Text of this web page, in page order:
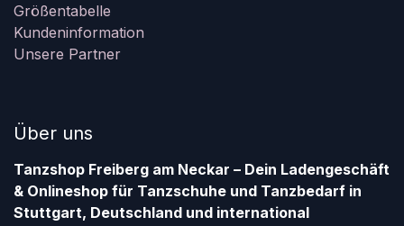
Größentabelle
Kundeninformation
Unsere Partner
Über uns
Tanzshop Freiberg am Neckar – Dein Ladengeschäft
& Onlineshop für Tanzschuhe und Tanzbedarf in
Stuttgart, Deutschland und international